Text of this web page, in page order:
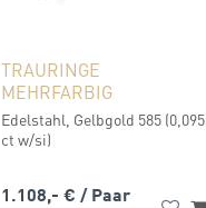
TRAURINGE
MEHRFARBIG
Edelstahl, Gelbgold 585 (0,095
ct w/si)
1.108,- € / Paar